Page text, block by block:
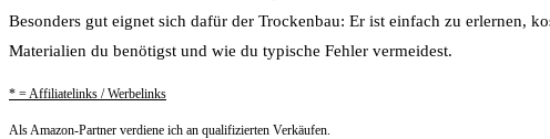
Besonders gut eignet sich dafür der Trockenbau: Er ist einfach zu erlernen,
Materialien du benötigst und wie du typische Fehler vermeidest.
* = Affiliatelinks / Werbelinks
Als Amazon-Partner verdiene ich an qualifizierten Verkäufen.